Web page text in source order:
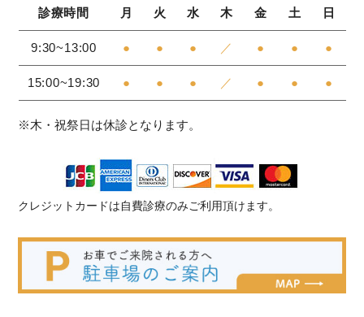
診療時間 月 火 水 木 金 土 日
9:30~13:00 ● ● ● ／ ● ● ●
15:00~19:30 ● ● ● ／ ● ● ●
※木・祝祭日は休診となります。
クレジットカードは自費診療のみご利用頂けます。